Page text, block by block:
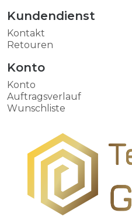
Kundendienst
Kontakt
Retouren
Konto
Konto
Auftragsverlauf
Wunschliste